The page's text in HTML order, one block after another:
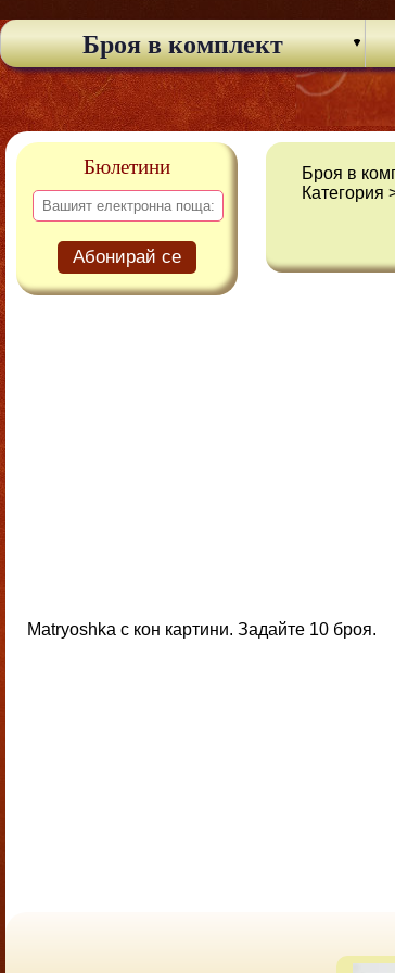
Броя в комплект
Бюлетини
Абонирай се
Броя в
Категория
Matryoshka с кон картини. Задайте 10 броя.